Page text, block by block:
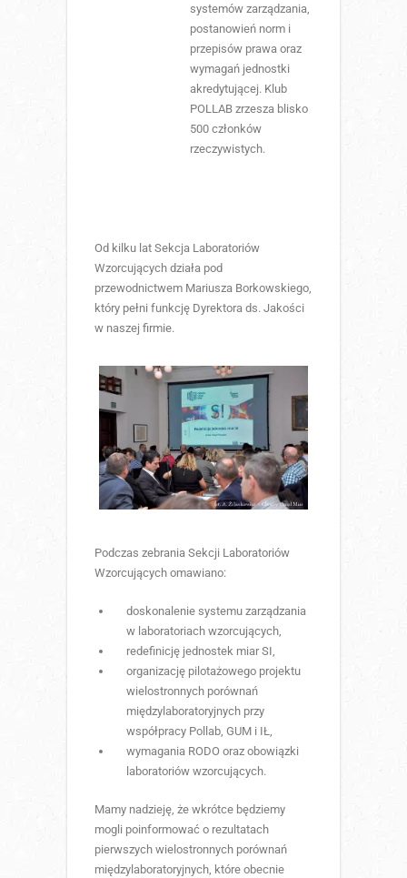
systemów zarządzania,
postanowień norm i
przepisów prawa oraz
wymagań jednostki
akredytującej. Klub
POLLAB zrzesza blisko
500 członków
rzeczywistych.
Od kilku lat Sekcja Laboratoriów
Wzorcujących działa pod
przewodnictwem Mariusza Borkowskiego,
który pełni funkcję Dyrektora ds. Jakości
w naszej firmie.
Podczas zebrania Sekcji Laboratoriów
Wzorcujących omawiano:
doskonalenie systemu zarządzania
w laboratoriach wzorcujących,
redefinicję jednostek miar SI,
organizację pilotażowego projektu
wielostronnych porównań
międzylaboratoryjnych przy
współpracy Pollab, GUM i IŁ,
wymagania RODO oraz obowiązki
laboratoriów wzorcujących.
Mamy nadzieję, że wkrótce będziemy
mogli poinformować o rezultatach
pierwszych wielostronnych porównań
międzylaboratoryjnych, które obecnie